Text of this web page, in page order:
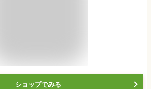
ショップでみる